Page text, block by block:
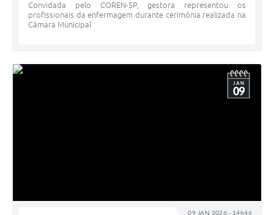
Diário Oficial
Convidada pelo COREN-SP, gestora representou os
profissionais da enfermagem durante cerimônia realizada na
Câmara Municipal
09 JAN 2026 - 14h46
JAN
09